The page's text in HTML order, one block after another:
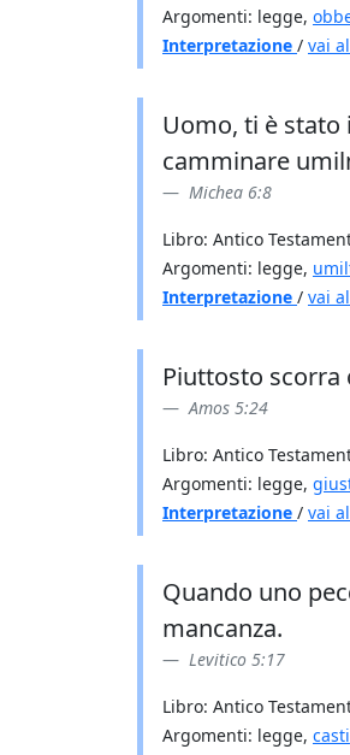
Argomenti: legge,
Interpretazione / vai
Uomo, ti è stato
camminare
Michea 6:8
Libro: Antico
Argomenti: legge,
Interpretazione / vai
Piuttosto scorra
Amos 5:24
Libro: Antico
Argomenti: legge,
Interpretazione / vai
Quando uno
mancanza.
Levitico 5:17
Libro: Antico
Argomenti: legge,